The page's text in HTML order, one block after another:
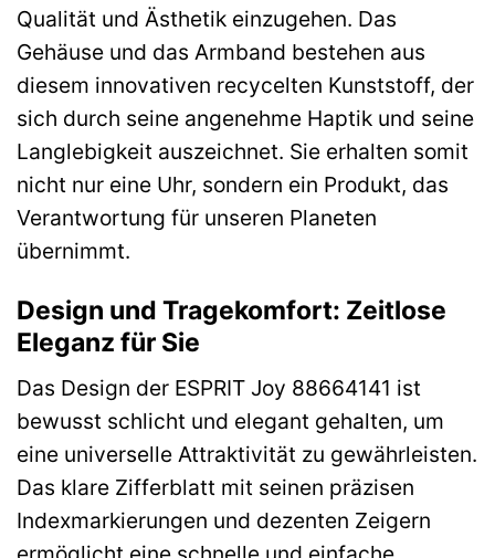
Qualität und Ästhetik einzugehen. Das
Gehäuse und das Armband bestehen aus
diesem innovativen recycelten Kunststoff, der
sich durch seine angenehme Haptik und seine
Langlebigkeit auszeichnet. Sie erhalten somit
nicht nur eine Uhr, sondern ein Produkt, das
Verantwortung für unseren Planeten
übernimmt.
Design und Tragekomfort: Zeitlose
Eleganz für Sie
Das Design der ESPRIT Joy 88664141 ist
bewusst schlicht und elegant gehalten, um
eine universelle Attraktivität zu gewährleisten.
Das klare Zifferblatt mit seinen präzisen
Indexmarkierungen und dezenten Zeigern